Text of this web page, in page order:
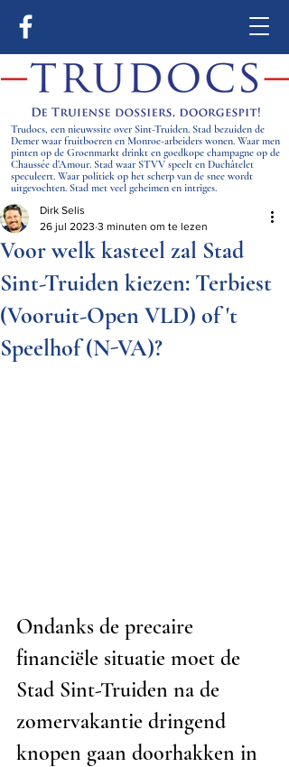
Trudocs, een nieuwssite over Sint-Truiden. Stad bezuiden de
Demer waar fruitboeren en Monroe-arbeiders wonen. Waar men
pinten op de Groenmarkt drinkt en goedkope champagne op de
Chaussée d’Amour. Stad waar STVV speelt en Duchâtelet
speculeert. Waar politiek op het scherp van de snee wordt
uitgevochten. Stad met veel geheimen en intriges.
Voor welk kasteel zal Stad
Sint-Truiden kiezen: Terbiest
(Vooruit-Open VLD) of 't
Speelhof (N-VA)?
Dirk Selis
26 jul 2023 3 minuten om te lezen
Ondanks de precaire
financiële situatie moet de
Stad Sint-Truiden na de
zomervakantie dringend
knopen gaan doorhakken in